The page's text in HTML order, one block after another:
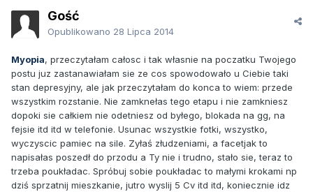
Gość
Opublikowano 28 Lipca 2014
Myopia, przeczytałam całosc i tak własnie na poczatku Twojego
postu juz zastanawiałam sie ze cos spowodowało u Ciebie taki
stan depresyjny, ale jak przeczytałam do konca to wiem: przede
wszystkim rozstanie. Nie zamknełas tego etapu i nie zamkniesz
dopoki sie całkiem nie odetniesz od byłego, blokada na gg, na
fejsie itd itd w telefonie. Usunac wszystkie fotki, wszystko,
wyczyscic pamiec na sile. Zyłaś złudzeniami, a facetjak to
napisałas poszedł do przodu a Ty nie i trudno, stało sie, teraz to
trzeba poukładac. Spróbuj sobie poukładac to małymi krokami np
dziś sprzatnij mieszkanie, jutro wyslij 5 Cv itd itd, koniecznie idz